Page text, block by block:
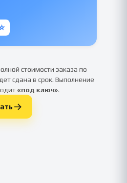
стоимости заказа по
сдана в срок. Выполнение
«под ключ».